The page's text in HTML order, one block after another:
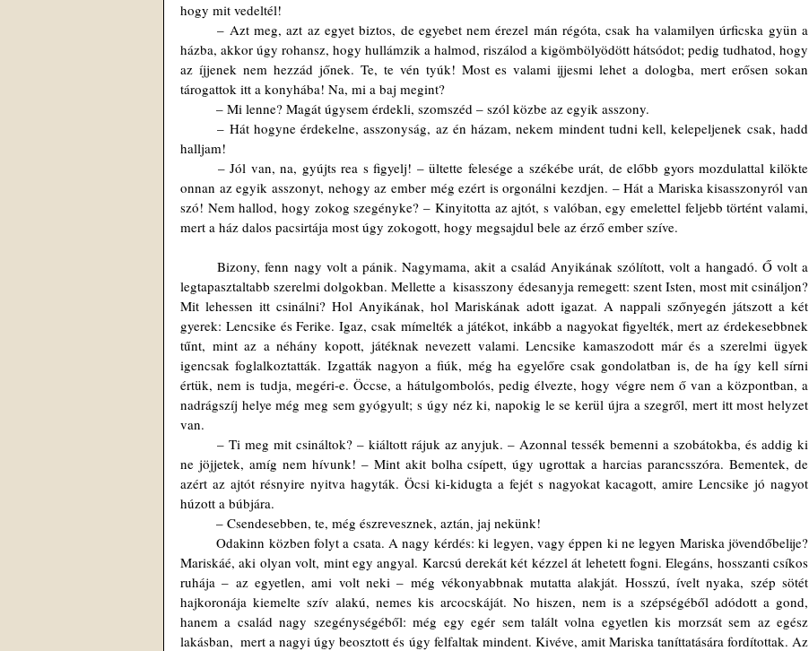
hogy mit vedeltél!
	– Azt meg, azt az egyet biztos, de egyebet nem érezel mán régóta, csak ha valamilyen úrficska gyün a
házba, akkor úgy rohansz, hogy hullámzik a halmod, riszálod a kigömbölyödött hátsódot; pedig tudhatod, hogy
az íjjenek nem hezzád jőnek. Te, te vén tyúk! Most es valami ijjesmi lehet a dologba, mert erősen sokan
tárogattok itt a konyhába! Na, mi a baj megint?
	– Mi lenne? Magát úgysem érdekli, szomszéd – szól közbe az egyik asszony.
	– Hát hogyne érdekelne, asszonyság, az én házam, nekem mindent tudni kell, kelepeljenek csak, hadd
halljam!
onnan az egyik asszonyt, nehogy az ember még ezért is orgonálni kezdjen. – Hát a Mariska kisasszonyról van
szó! Nem hallod, hogy zokog szegényke? – Kinyitotta az ajtót, s valóban, egy emelettel feljebb történt valami,
mert a ház dalos pacsirtája most úgy zokogott, hogy megsajdul bele az érző ember szíve.
	Bizony, fenn nagy volt a pánik. Nagymama, akit a család Anyikának szólított, volt a hangadó. Ő volt a
legtapasztaltabb szerelmi dolgokban. Mellette a  kisasszony édesanyja remegett: szent Isten, most mit csináljon?
Mit lehessen itt csinálni? Hol Anyikának, hol Mariskának adott igazat. A nappali szőnyegén játszott a két
gyerek: Lencsike és Ferike. Igaz, csak mímelték a játékot, inkább a nagyokat figyelték, mert az érdekesebbnek
tűnt, mint az a néhány kopott, játéknak nevezett valami. Lencsike kamaszodott már és a szerelmi ügyek
igencsak foglalkoztatták. Izgatták nagyon a fiúk, még ha egyelőre csak gondolatban is, de ha így kell sírni
értük, nem is tudja, megéri-e. Öccse, a hátulgombolós, pedig élvezte, hogy végre nem ő van a központban, a
nadrágszíj helye még meg sem gyógyult; s úgy néz ki, napokig le se kerül újra a szegről, mert itt most helyzet
van.
ne jöjjetek, amíg nem hívunk! – Mint akit bolha csípett, úgy ugrottak a harcias parancsszóra. Bementek, de
azért az ajtót résnyire nyitva hagyták. Öcsi ki-kidugta a fejét s nagyokat kacagott, amire Lencsike jó nagyot
húzott a búbjára.
	– Csendesebben, te, még észrevesznek, aztán, jaj nekünk!
	Odakinn közben folyt a csata. A nagy kérdés: ki legyen, vagy éppen ki ne legyen Mariska jövendőbelije?
Mariskáé, aki olyan volt, mint egy angyal. Karcsú derekát két kézzel át lehetett fogni. Elegáns, hosszanti csíkos
ruhája – az egyetlen, ami volt neki – még vékonyabbnak mutatta alakját. Hosszú, ívelt nyaka, szép sötét
hajkoronája kiemelte szív alakú, nemes kis arcocskáját. No hiszen, nem is a szépségéből adódott a gond,
hanem a család nagy szegénységéből: még egy egér sem talált volna egyetlen kis morzsát sem az egész
lakásban,  mert a nagyi úgy beosztott és úgy felfaltak mindent. Kivéve, amit Mariska taníttatására fordítottak. Az